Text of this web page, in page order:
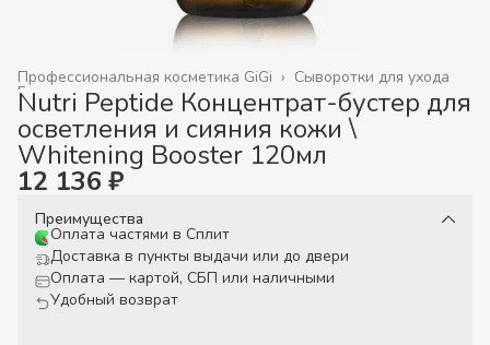
Сыворотки для ухода
Профессиональная косметика GiGi ›
Главная ›
Nutri Peptide Концентрат-бустер для
осветления и сияния кожи \
Whitening Booster 120мл
12 136 ₽
Преимущества
Оплата частями в Сплит
Доставка в пункты выдачи или до двери
Оплата — картой, СБП или наличными
Удобный возврат